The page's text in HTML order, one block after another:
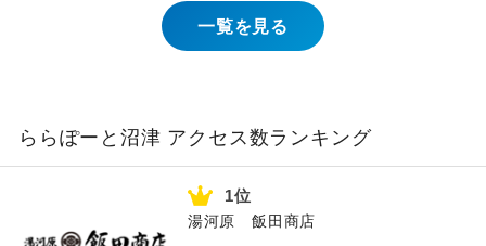
一覧を見る
ららぽーと沼津 アクセス数ランキング
湯河原 飯田商店